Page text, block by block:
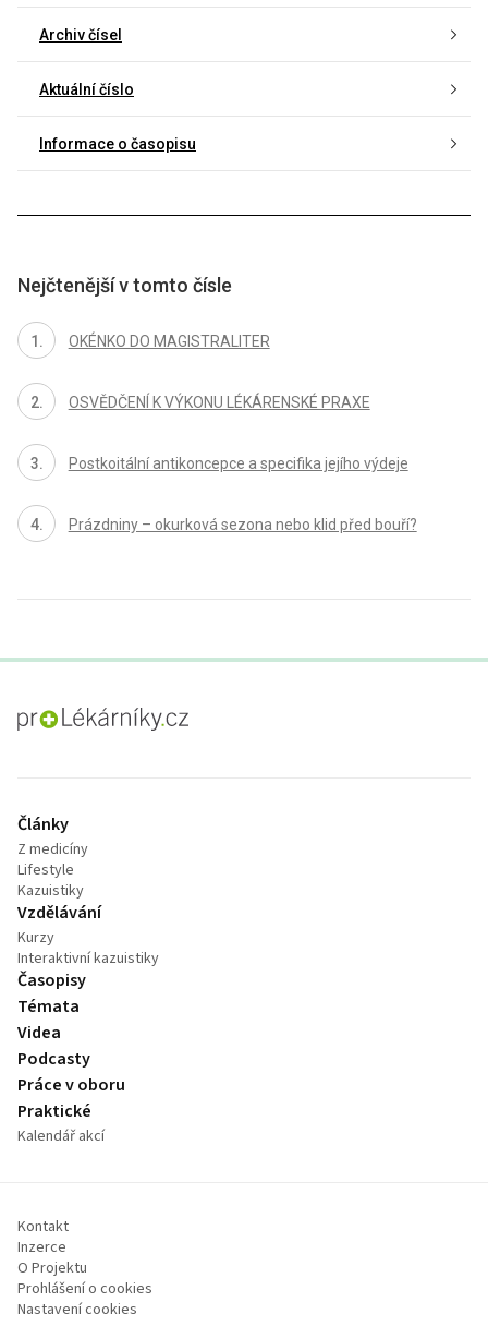
Archiv čísel
Aktuální číslo
Informace o časopisu
Nejčtenější v tomto čísle
OKÉNKO DO MAGISTRALITER
OSVĚDČENÍ K VÝKONU LÉKÁRENSKÉ PRAXE
Postkoitální antikoncepce a specifika jejího výdeje
Prázdniny – okurková sezona nebo klid před bouří?
proLékaře.cz
Články
Z medicíny
Lifestyle
Kazuistiky
Vzdělávání
Kurzy
Interaktivní kazuistiky
Časopisy
Témata
Videa
Podcasty
Práce v oboru
Praktické
Kalendář akcí
Kontakt
Inzerce
O Projektu
Prohlášení o cookies
Nastavení cookies